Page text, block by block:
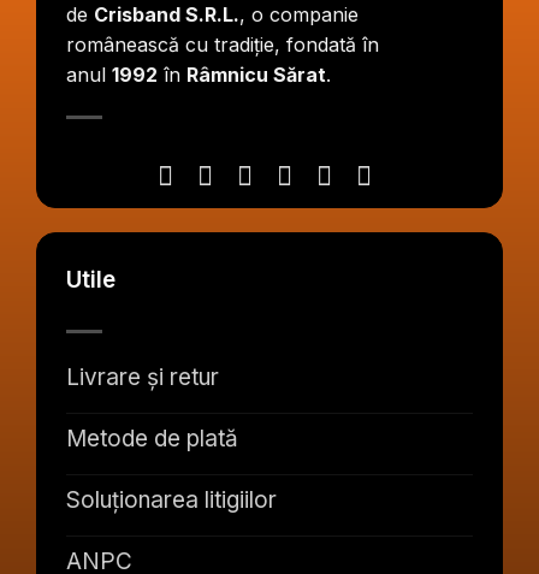
de Crisband S.R.L., o companie
românească cu tradiție, fondată în
anul 1992 în Râmnicu Sărat.
Utile
Livrare și retur
Metode de plată
Soluționarea litigiilor
ANPC